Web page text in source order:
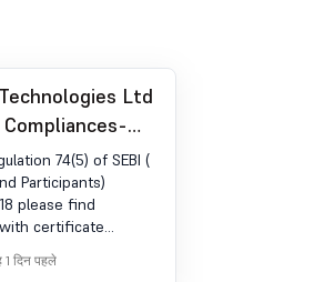
Ltd
Reg. SEBI
का 74(5)
74(5) of SEBI (
Participants)
please find
certificate
Financials Limited
for the
1 दिन पहले